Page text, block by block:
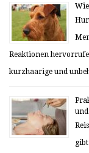
Reaktionen
kurzhaarige und